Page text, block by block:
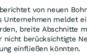
von neuen
Unternehmen meldet
breite Abschnitte
nicht berücksichtigte
einfließen könnten.